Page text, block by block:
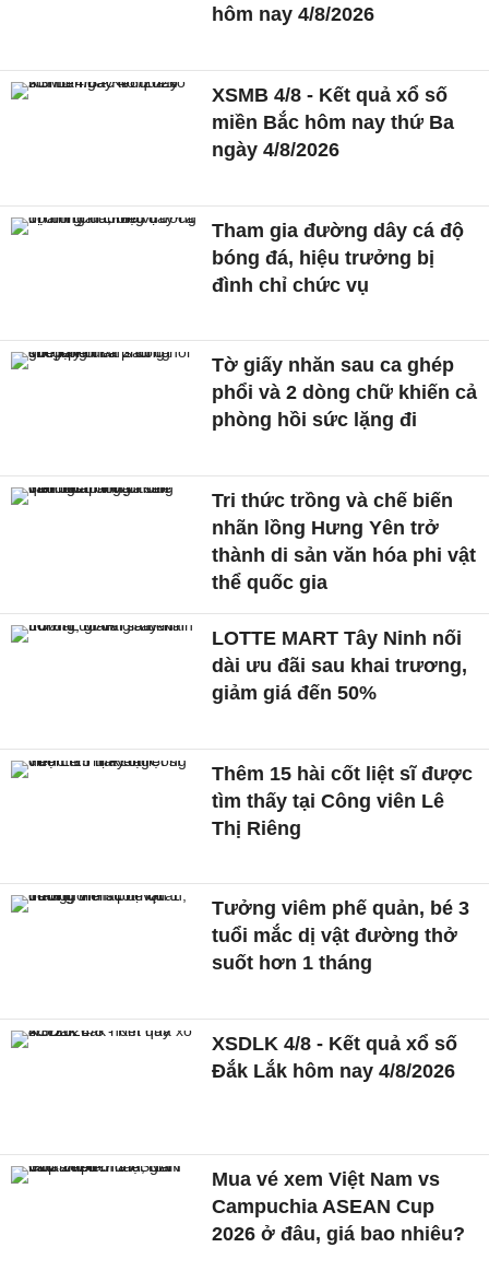
hôm nay 4/8/2026
XSMB 4/8 - Kết quả xổ số
miền Bắc hôm nay thứ Ba
ngày 4/8/2026
Tham gia đường dây cá độ
bóng đá, hiệu trưởng bị
đình chỉ chức vụ
Tờ giấy nhăn sau ca ghép
phổi và 2 dòng chữ khiến cả
phòng hồi sức lặng đi
Tri thức trồng và chế biến
nhãn lồng Hưng Yên trở
thành di sản văn hóa phi vật
thể quốc gia
LOTTE MART Tây Ninh nối
dài ưu đãi sau khai trương,
giảm giá đến 50%
Thêm 15 hài cốt liệt sĩ được
tìm thấy tại Công viên Lê
Thị Riêng
Tưởng viêm phế quản, bé 3
tuổi mắc dị vật đường thở
suốt hơn 1 tháng
XSDLK 4/8 - Kết quả xổ số
Đắk Lắk hôm nay 4/8/2026
Mua vé xem Việt Nam vs
Campuchia ASEAN Cup
2026 ở đâu, giá bao nhiêu?